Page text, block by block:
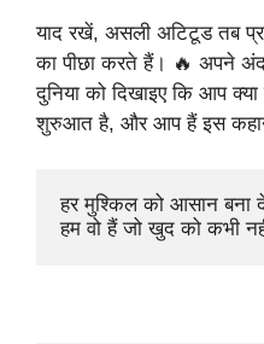
याद रखें, असली अटिटूड तब
का पीछा करते हैं। 🔥 अपने
दुनिया को दिखाइए कि आप
शुरुआत है, और आप हैं इस
हर मुश्किल को आसान बना
हम वो हैं जो खुद को कभी